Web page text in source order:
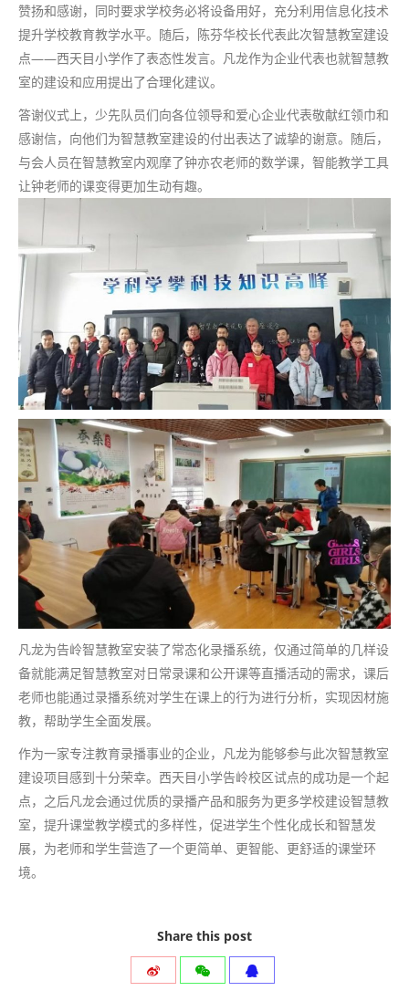
赞扬和感谢，同时要求学校务必将设备用好，充分利用信息化技术
提升学校教育教学水平。随后，陈芬华校长代表此次智慧教室建设
点——西天目小学作了表态性发言。凡龙作为企业代表也就智慧教
室的建设和应用提出了合理化建议。
答谢仪式上，少先队员们向各位领导和爱心企业代表敬献红领巾和
感谢信，向他们为智慧教室建设的付出表达了诚挚的谢意。随后，
与会人员在智慧教室内观摩了钟亦农老师的数学课，智能教学工具
让钟老师的课变得更加生动有趣。
凡龙为告岭智慧教室安装了常态化录播系统，仅通过简单的几样设
备就能满足智慧教室对日常录课和公开课等直播活动的需求，课后
老师也能通过录播系统对学生在课上的行为进行分析，实现因材施
教，帮助学生全面发展。
作为一家专注教育录播事业的企业，凡龙为能够参与此次智慧教室
建设项目感到十分荣幸。西天目小学告岭校区试点的成功是一个起
点，之后凡龙会通过优质的录播产品和服务为更多学校建设智慧教
室，提升课堂教学模式的多样性，促进学生个性化成长和智慧发
展，为老师和学生营造了一个更简单、更智能、更舒适的课堂环
境。
Share this post